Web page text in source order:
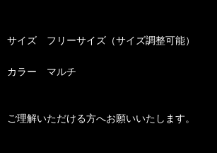
サイズ フリーサイズ（サイズ調整可能）
カラー マルチ
ご理解いただける方へお願いいたします。